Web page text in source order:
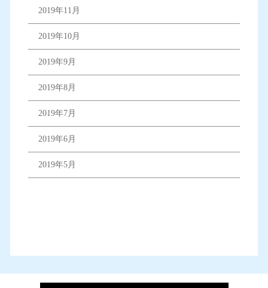
2019年11月
2019年10月
2019年9月
2019年8月
2019年7月
2019年6月
2019年5月